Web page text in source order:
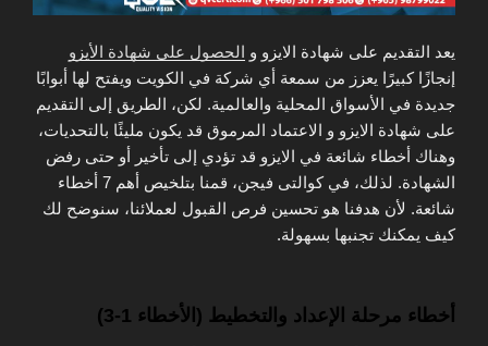
يعد التقديم على شهادة الايزو و الحصول على شهادة الأيزو
إنجازًا كبيرًا يعزز من سمعة أي شركة في الكويت ويفتح لها أبوابًا
جديدة في الأسواق المحلية والعالمية. لكن، الطريق إلى التقديم
على شهادة الايزو و الاعتماد المرموق قد يكون مليئًا بالتحديات،
وهناك أخطاء شائعة في الايزو قد تؤدي إلى تأخير أو حتى رفض
الشهادة. لذلك، في كوالتى فيجن، قمنا بتلخيص أهم 7 أخطاء
شائعة. لأن هدفنا هو تحسين فرص القبول لعملائنا، سنوضح لك
كيف يمكنك تجنبها بسهولة.
أخطاء مرحلة الإعداد والتخطيط (الأخطاء 1-3)